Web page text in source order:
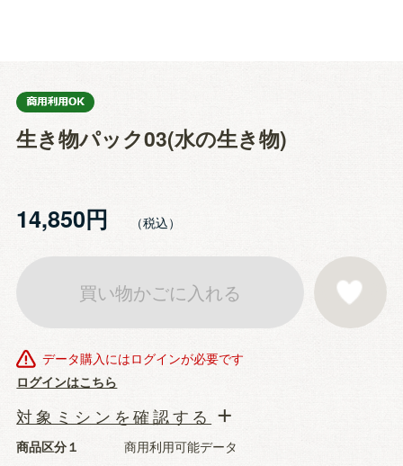
生き物パック03(水の生き物)
14,850円
データ購入にはログインが必要です
買い物かごに入れる
ログインはこちら
お気に入りに登
商品区分１ 商用利用可能データ
対象ミシンを確認する